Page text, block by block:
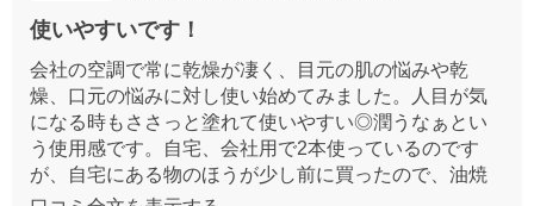
使いやすいです！
会社の空調で常に乾燥が凄く、目元の肌の悩みや乾
燥、口元の悩みに対し使い始めてみました。人目が気
になる時もささっと塗れて使いやすい◎潤うなぁとい
う使用感です。自宅、会社用で2本使っているのです
が、自宅にある物のほうが少し前に買ったので、油焼
け？と思う匂いがしたのですが、新しい方も同じよう